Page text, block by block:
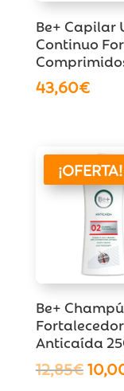
Be+ Capilar
Continuo
43,60€
¡OFERTA!
Be+ Champú
Fortalecedor
Anticaída
12,85€El